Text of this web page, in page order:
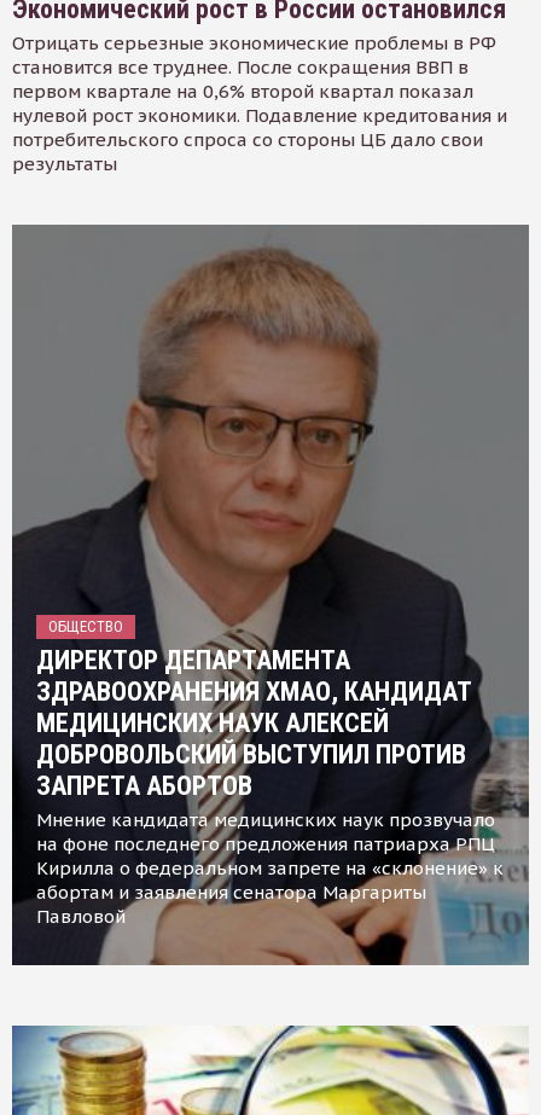
Экономический рост в России остановился
Отрицать серьезные экономические проблемы в РФ
становится все труднее. После сокращения ВВП в
первом квартале на 0,6% второй квартал показал
нулевой рост экономики. Подавление кредитования и
потребительского спроса со стороны ЦБ дало свои
результаты
ОБЩЕСТВО
ДИРЕКТОР ДЕПАРТАМЕНТА
ЗДРАВООХРАНЕНИЯ ХМАО, КАНДИДАТ
МЕДИЦИНСКИХ НАУК АЛЕКСЕЙ
ДОБРОВОЛЬСКИЙ ВЫСТУПИЛ ПРОТИВ
ЗАПРЕТА АБОРТОВ
Мнение кандидата медицинских наук прозвучало
на фоне последнего предложения патриарха РПЦ
Кирилла о федеральном запрете на «склонение» к
абортам и заявления сенатора Маргариты
Павловой